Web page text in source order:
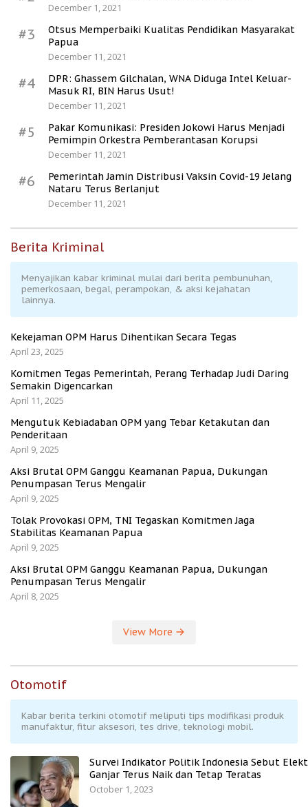
December 1, 2021
#3
Otsus Memperbaiki Kualitas Pendidikan Masyarakat
Papua
December 11, 2021
#4
DPR: Ghassem Gilchalan, WNA Diduga Intel Keluar-
Masuk RI, BIN Harus Usut!
December 11, 2021
#5
Pakar Komunikasi: Presiden Jokowi Harus Menjadi
Pemimpin Orkestra Pemberantasan Korupsi
December 11, 2021
#6
Pemerintah Jamin Distribusi Vaksin Covid-19 Jelang
Nataru Terus Berlanjut
December 11, 2021
Berita Kriminal
Menyajikan kabar kriminal mulai dari berita pembunuhan,
pemerkosaan, begal, perampokan, & aksi kejahatan
lainnya.
Kekejaman OPM Harus Dihentikan Secara Tegas
April 23, 2025
Komitmen Tegas Pemerintah, Perang Terhadap Judi Daring
Semakin Digencarkan
April 11, 2025
Mengutuk Kebiadaban OPM yang Tebar Ketakutan dan
Penderitaan
April 9, 2025
Aksi Brutal OPM Ganggu Keamanan Papua, Dukungan
Penumpasan Terus Mengalir
April 9, 2025
Tolak Provokasi OPM, TNI Tegaskan Komitmen Jaga
Stabilitas Keamanan Papua
April 9, 2025
Aksi Brutal OPM Ganggu Keamanan Papua, Dukungan
Penumpasan Terus Mengalir
April 8, 2025
View More
Otomotif
Kabar berita terkini otomotif meliputi tips modifikasi produk
manufaktur, fitur aksesori, tes drive, teknologi mobil.
Survei Indikator Politik Indonesia Sebut
Ganjar Terus Naik dan Tetap Teratas
October 1, 2023